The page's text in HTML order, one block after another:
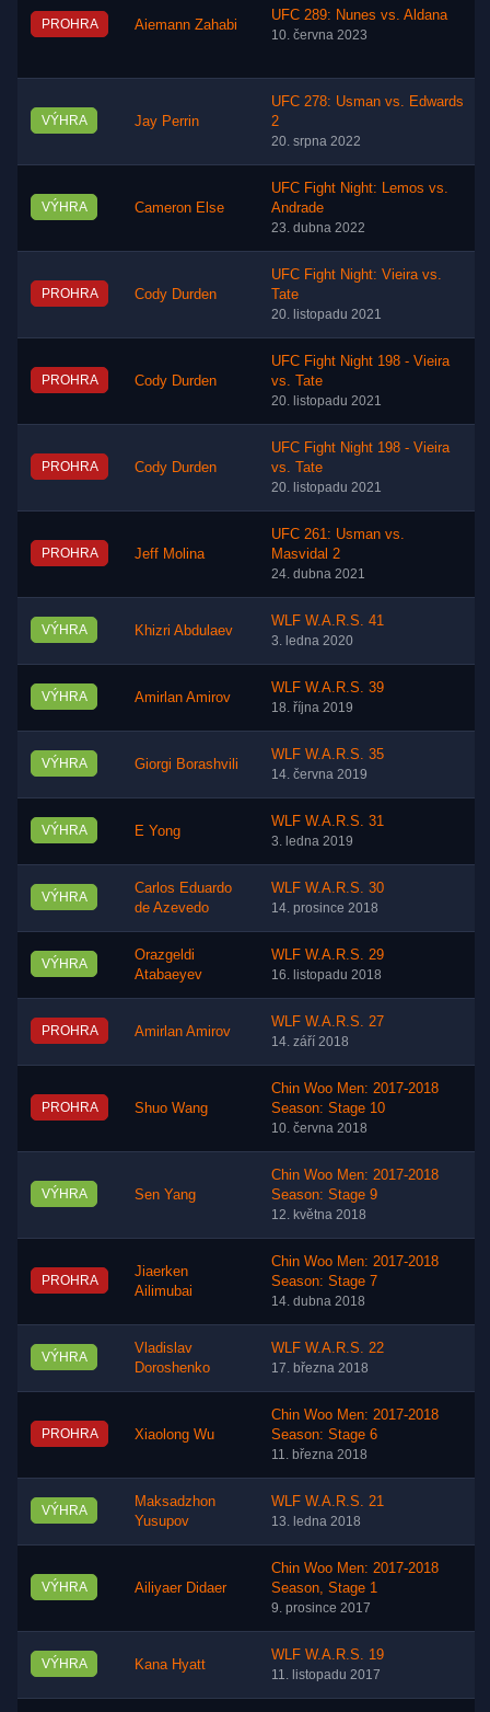
PROHRA Aiemann Zahabi
UFC 289: Nunes vs. Aldana
10. června 2023
VÝHRA Jay Perrin
UFC 278: Usman vs. Edwards
2
20. srpna 2022
VÝHRA Cameron Else
UFC Fight Night: Lemos vs.
Andrade
23. dubna 2022
PROHRA Cody Durden
UFC Fight Night: Vieira vs.
Tate
20. listopadu 2021
PROHRA Cody Durden
UFC Fight Night 198 - Vieira
vs. Tate
20. listopadu 2021
PROHRA Cody Durden
UFC Fight Night 198 - Vieira
vs. Tate
20. listopadu 2021
PROHRA Jeff Molina
UFC 261: Usman vs.
Masvidal 2
24. dubna 2021
VÝHRA Khizri Abdulaev
WLF W.A.R.S. 41
3. ledna 2020
VÝHRA Amirlan Amirov
WLF W.A.R.S. 39
18. října 2019
VÝHRA Giorgi Borashvili
WLF W.A.R.S. 35
14. června 2019
VÝHRA E Yong
WLF W.A.R.S. 31
3. ledna 2019
VÝHRA
Carlos Eduardo
de Azevedo
WLF W.A.R.S. 30
14. prosince 2018
VÝHRA
Orazgeldi
Atabaeyev
WLF W.A.R.S. 29
16. listopadu 2018
PROHRA Amirlan Amirov
WLF W.A.R.S. 27
14. září 2018
PROHRA Shuo Wang
Chin Woo Men: 2017-2018
Season: Stage 10
10. června 2018
VÝHRA Sen Yang
Chin Woo Men: 2017-2018
Season: Stage 9
12. května 2018
PROHRA
Jiaerken
Ailimubai
Chin Woo Men: 2017-2018
Season: Stage 7
14. dubna 2018
VÝHRA
Vladislav
Doroshenko
WLF W.A.R.S. 22
17. března 2018
PROHRA Xiaolong Wu
Chin Woo Men: 2017-2018
Season: Stage 6
11. března 2018
VÝHRA
Maksadzhon
Yusupov
WLF W.A.R.S. 21
13. ledna 2018
VÝHRA Ailiyaer Didaer
Chin Woo Men: 2017-2018
Season, Stage 1
9. prosince 2017
VÝHRA Kana Hyatt
WLF W.A.R.S. 19
11. listopadu 2017